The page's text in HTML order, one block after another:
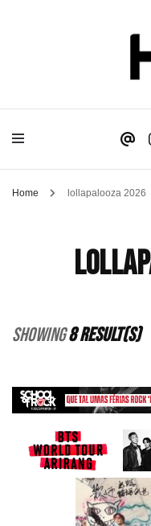
Home lollapalooza 2026
Showing8 Result(s)